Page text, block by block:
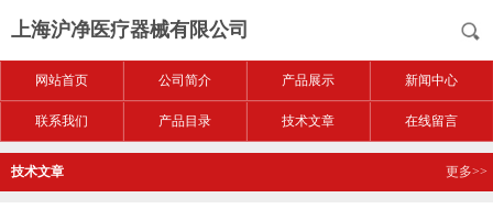
上海沪净医疗器械有限公司
网站首页 公司简介 产品展示 新闻中心
联系我们 产品目录 技术文章 在线留言
技术文章 更多>>